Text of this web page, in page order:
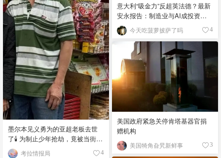
意大利“吸金力”反超英法德？最新
安永报告：制造业与AI成投资新
宠！ 今天吃菠萝披萨了吗 4
墨尔本见义勇为的亚超老板去世
了🕯️ 为制止少年抢劫，竟被当街围
殴致死！考拉情报局 4
美国政府紧急关停肯塔基器官捐
赠机构
美国犄角旮旯新鲜事 3